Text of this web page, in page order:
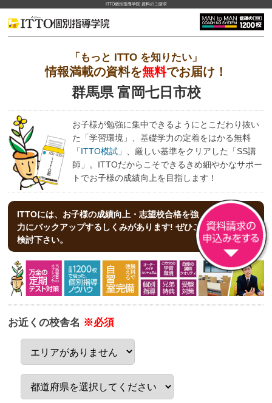
ITTO個別指導学院 資料のご請求
「もっと ITTO を知りたい」
情報満載の資料を無料でお届け！
群馬県 富岡七日市校
お子様が勉強に集中できるようにとこだわり抜い
た「学習環境」、基礎学力の定着をはかる無料
「ITTO模試」、厳しい基準をクリアした「SS講
師」。ITTOだからこそできるきめ細やかなサポー
トでお子様の成績向上を目指します！
ITTOには、お子様の成績向上・志望校合格を強
力にバックアップする しくみがあります! ぜひご
検討下さい。
お近くの校舎名 ※必須